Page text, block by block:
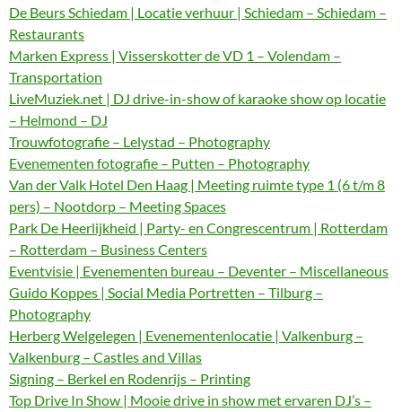
De Beurs Schiedam | Locatie verhuur | Schiedam – Schiedam –
Restaurants
Marken Express | Visserskotter de VD 1 – Volendam –
Transportation
LiveMuziek.net | DJ drive-in-show of karaoke show op locatie
– Helmond – DJ
Trouwfotografie – Lelystad – Photography
Evenementen fotografie – Putten – Photography
Van der Valk Hotel Den Haag | Meeting ruimte type 1 (6 t/m 8
pers) – Nootdorp – Meeting Spaces
Park De Heerlijkheid | Party- en Congrescentrum | Rotterdam
– Rotterdam – Business Centers
Eventvisie | Evenementen bureau – Deventer – Miscellaneous
Guido Koppes | Social Media Portretten – Tilburg –
Photography
Herberg Welgelegen | Evenementenlocatie | Valkenburg –
Valkenburg – Castles and Villas
Signing – Berkel en Rodenrijs – Printing
Top Drive In Show | Mooie drive in show met ervaren DJ’s –